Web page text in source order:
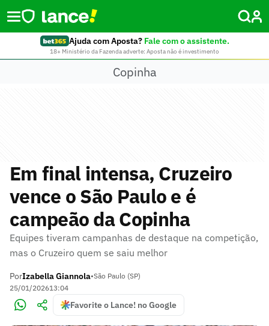
Ajuda com Aposta? Fale com o assistente.
18+ Ministério da Fazenda adverte: Aposta não é investimento
Copinha
Em final intensa, Cruzeiro
vence o São Paulo e é
campeão da Copinha
Equipes tiveram campanhas de destaque na competição,
mas o Cruzeiro quem se saiu melhor
PorIzabella Giannola•São Paulo (SP)
25/01/202613:04
Favorite o Lance! no Google